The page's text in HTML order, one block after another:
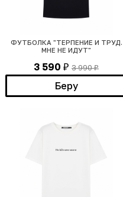
ФУТБОЛКА "ТЕРПЕНИЕ И ТРУД.
МНЕ НЕ ИДУТ"
3 590 ₽ 3 990₽
Беру